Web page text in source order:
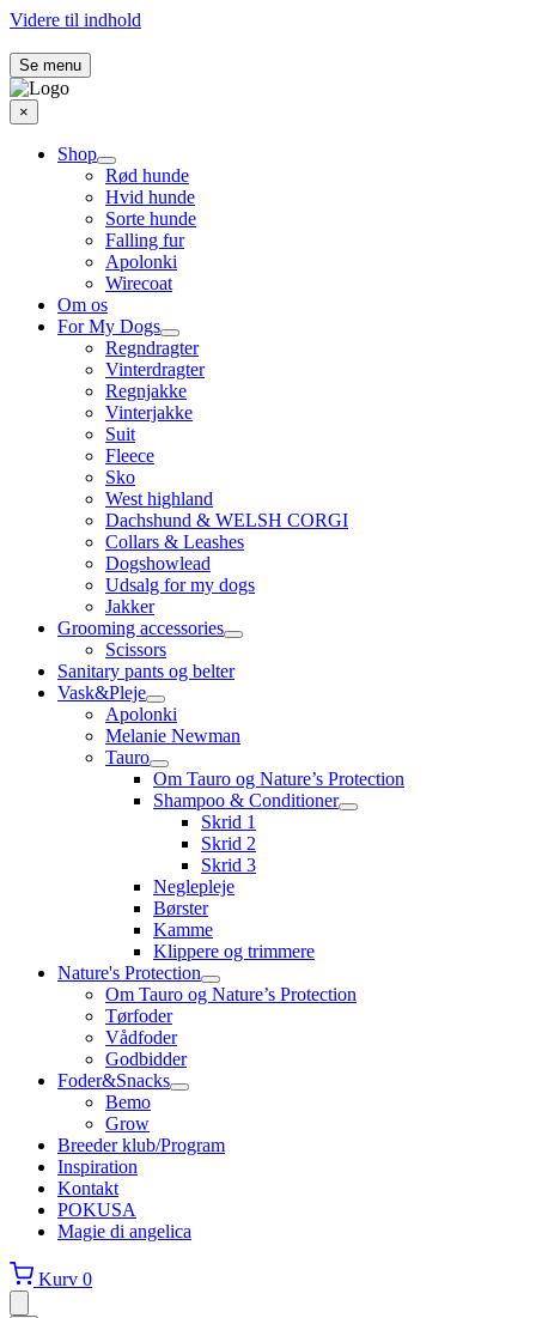
Videre til indhold
Se menu
×
Shop
Rød hunde
Hvid hunde
Sorte hunde
Falling fur
Apolonki
Wirecoat
Om os
For My Dogs
Regndragter
Vinterdragter
Regnjakke
Vinterjakke
Suit
Fleece
Sko
West highland
Dachshund & WELSH CORGI
Collars & Leashes
Dogshowlead
Udsalg for my dogs
Jakker
Grooming accessories
Scissors
Sanitary pants og belter
Vask&Pleje
Apolonki
Melanie Newman
Tauro
Om Tauro og Nature’s Protection
Shampoo & Conditioner
Skrid 1
Skrid 2
Skrid 3
Neglepleje
Børster
Kamme
Klippere og trimmere
Nature's Protection
Om Tauro og Nature’s Protection
Tørfoder
Vådfoder
Godbidder
Foder&Snacks
Bemo
Grow
Breeder klub/Program
Inspiration
Kontakt
POKUSA
Magie di angelica
Kurv 0